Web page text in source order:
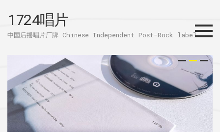
1724唱片
中国后摇唱片厂牌 Chinese Independent Post-Rock label
Menu